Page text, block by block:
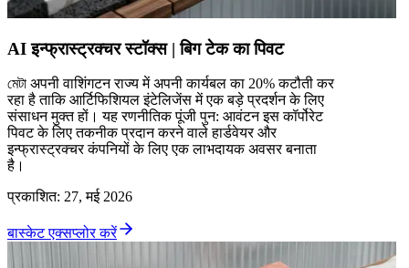
AI इन्फ्रास्ट्रक्चर स्टॉक्स | बिग टेक का पिवट
মেটা अपनी वाशिंगटन राज्य में अपनी कार्यबल का 20% कटौती कर
रहा है ताकि आर्टिफिशियल इंटेलिजेंस में एक बड़े प्रदर्शन के लिए
संसाधन मुक्त हों। यह रणनीतिक पूंजी पुन: आवंटन इस कॉर्पोरेट
पिवट के लिए तकनीक प्रदान करने वाले हार्डवेयर और
इन्फ्रास्ट्रक्चर कंपनियों के लिए एक लाभदायक अवसर बनाता
है।
प्रकाशित: 27, मई 2026
बास्केट एक्सप्लोर करें